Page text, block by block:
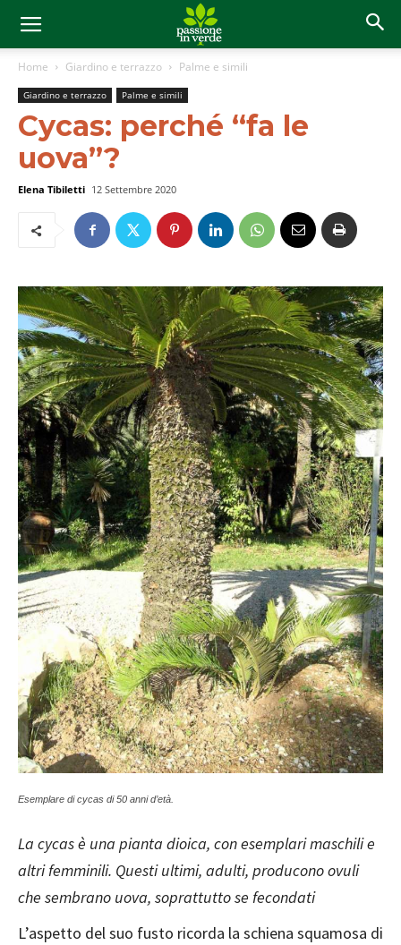
Home Giardino e terrazzo Palme e simili
Giardino e terrazzo Palme e simili
Cycas: perché “fa le
uova”?
Elena Tibiletti 12 Settembre 2020
Esemplare di cycas di 50 anni d’età.
La cycas è una pianta dioica, con esemplari maschili e
altri femminili. Questi ultimi, adulti, producono ovuli
che sembrano uova, soprattutto se fecondati
L’aspetto del suo fusto ricorda la schiena squamosa di